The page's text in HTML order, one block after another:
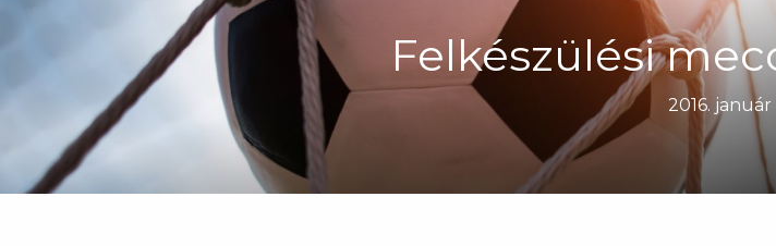
Felkészülési
2016. január